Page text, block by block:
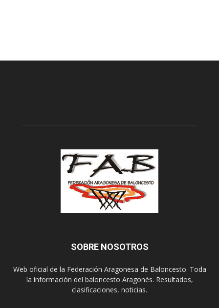
SOBRE NOSOTROS
Web oficial de la Federación Aragonesa de Baloncesto. Toda
la información del baloncesto Aragonés. Resultados,
clasificaciones, noticias.